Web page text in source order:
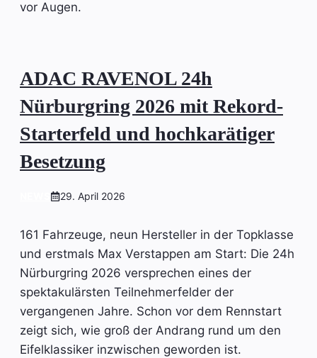
vor Augen.
ADAC RAVENOL 24h
Nürburgring 2026 mit Rekord-
Starterfeld und hochkarätiger
Besetzung
29. April 2026
161 Fahrzeuge, neun Hersteller in der Topklasse
und erstmals Max Verstappen am Start: Die 24h
Nürburgring 2026 versprechen eines der
spektakulärsten Teilnehmerfelder der
vergangenen Jahre. Schon vor dem Rennstart
zeigt sich, wie groß der Andrang rund um den
Eifelklassiker inzwischen geworden ist.